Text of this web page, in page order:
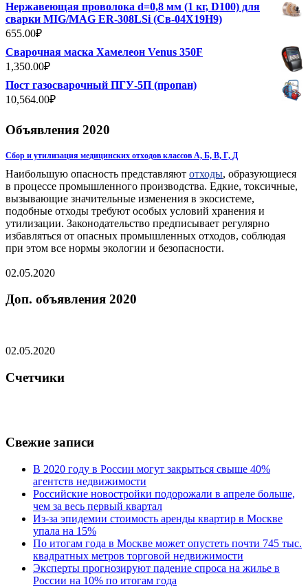
Нержавеющая проволока d=0,8 мм (1 кг, D100) для
сварки MIG/MAG ER-308LSi (Св-04Х19Н9)
655.00₽
Сварочная маска Хамелеон Venus 350F
1,350.00₽
Пост газосварочный ПГУ-5П (пропан)
10,564.00₽
Объявления 2020
Сбор и утилизация медицинских отходов классов А, Б, В, Г, Д
Наибольшую опасность представляют отходы, образующиеся
в процессе промышленного производства. Едкие, токсичные,
вызывающие значительные изменения в экосистеме,
подобные отходы требуют особых условий хранения и
утилизации. Законодательство предписывает регулярно
избавляться от опасных промышленных отходов, соблюдая
при этом все нормы экологии и безопасности.
02.05.2020
Доп. объявления 2020
02.05.2020
Счетчики
Свежие записи
В 2020 году в России могут закрыться свыше 40%
агентств недвижимости
Российские новостройки подорожали в апреле больше,
чем за весь первый квартал
Из-за эпидемии стоимость аренды квартир в Москве
упала на 15%
По итогам года в Москве может опустеть почти 745 тыс.
квадратных метров торговой недвижимости
Эксперты прогнозируют падение спроса на жилье в
России на 10% по итогам года